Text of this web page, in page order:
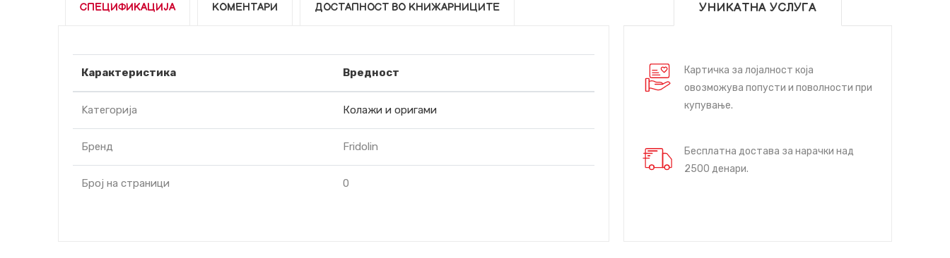
СПЕЦИФИКАЦИЈА КОМЕНТАРИ ДОСТАПНОСТ ВО КНИЖАРНИЦИТЕ
Карактеристика Вредност
Kатегорија Колажи и оригами
Бренд Fridolin
Број на страници 0
УНИКАТНА УСЛУГА
Картичка за лојалност која
овозможува попусти и поволности при
купување.
Бесплатна достава за нарачки над
2500 денари.